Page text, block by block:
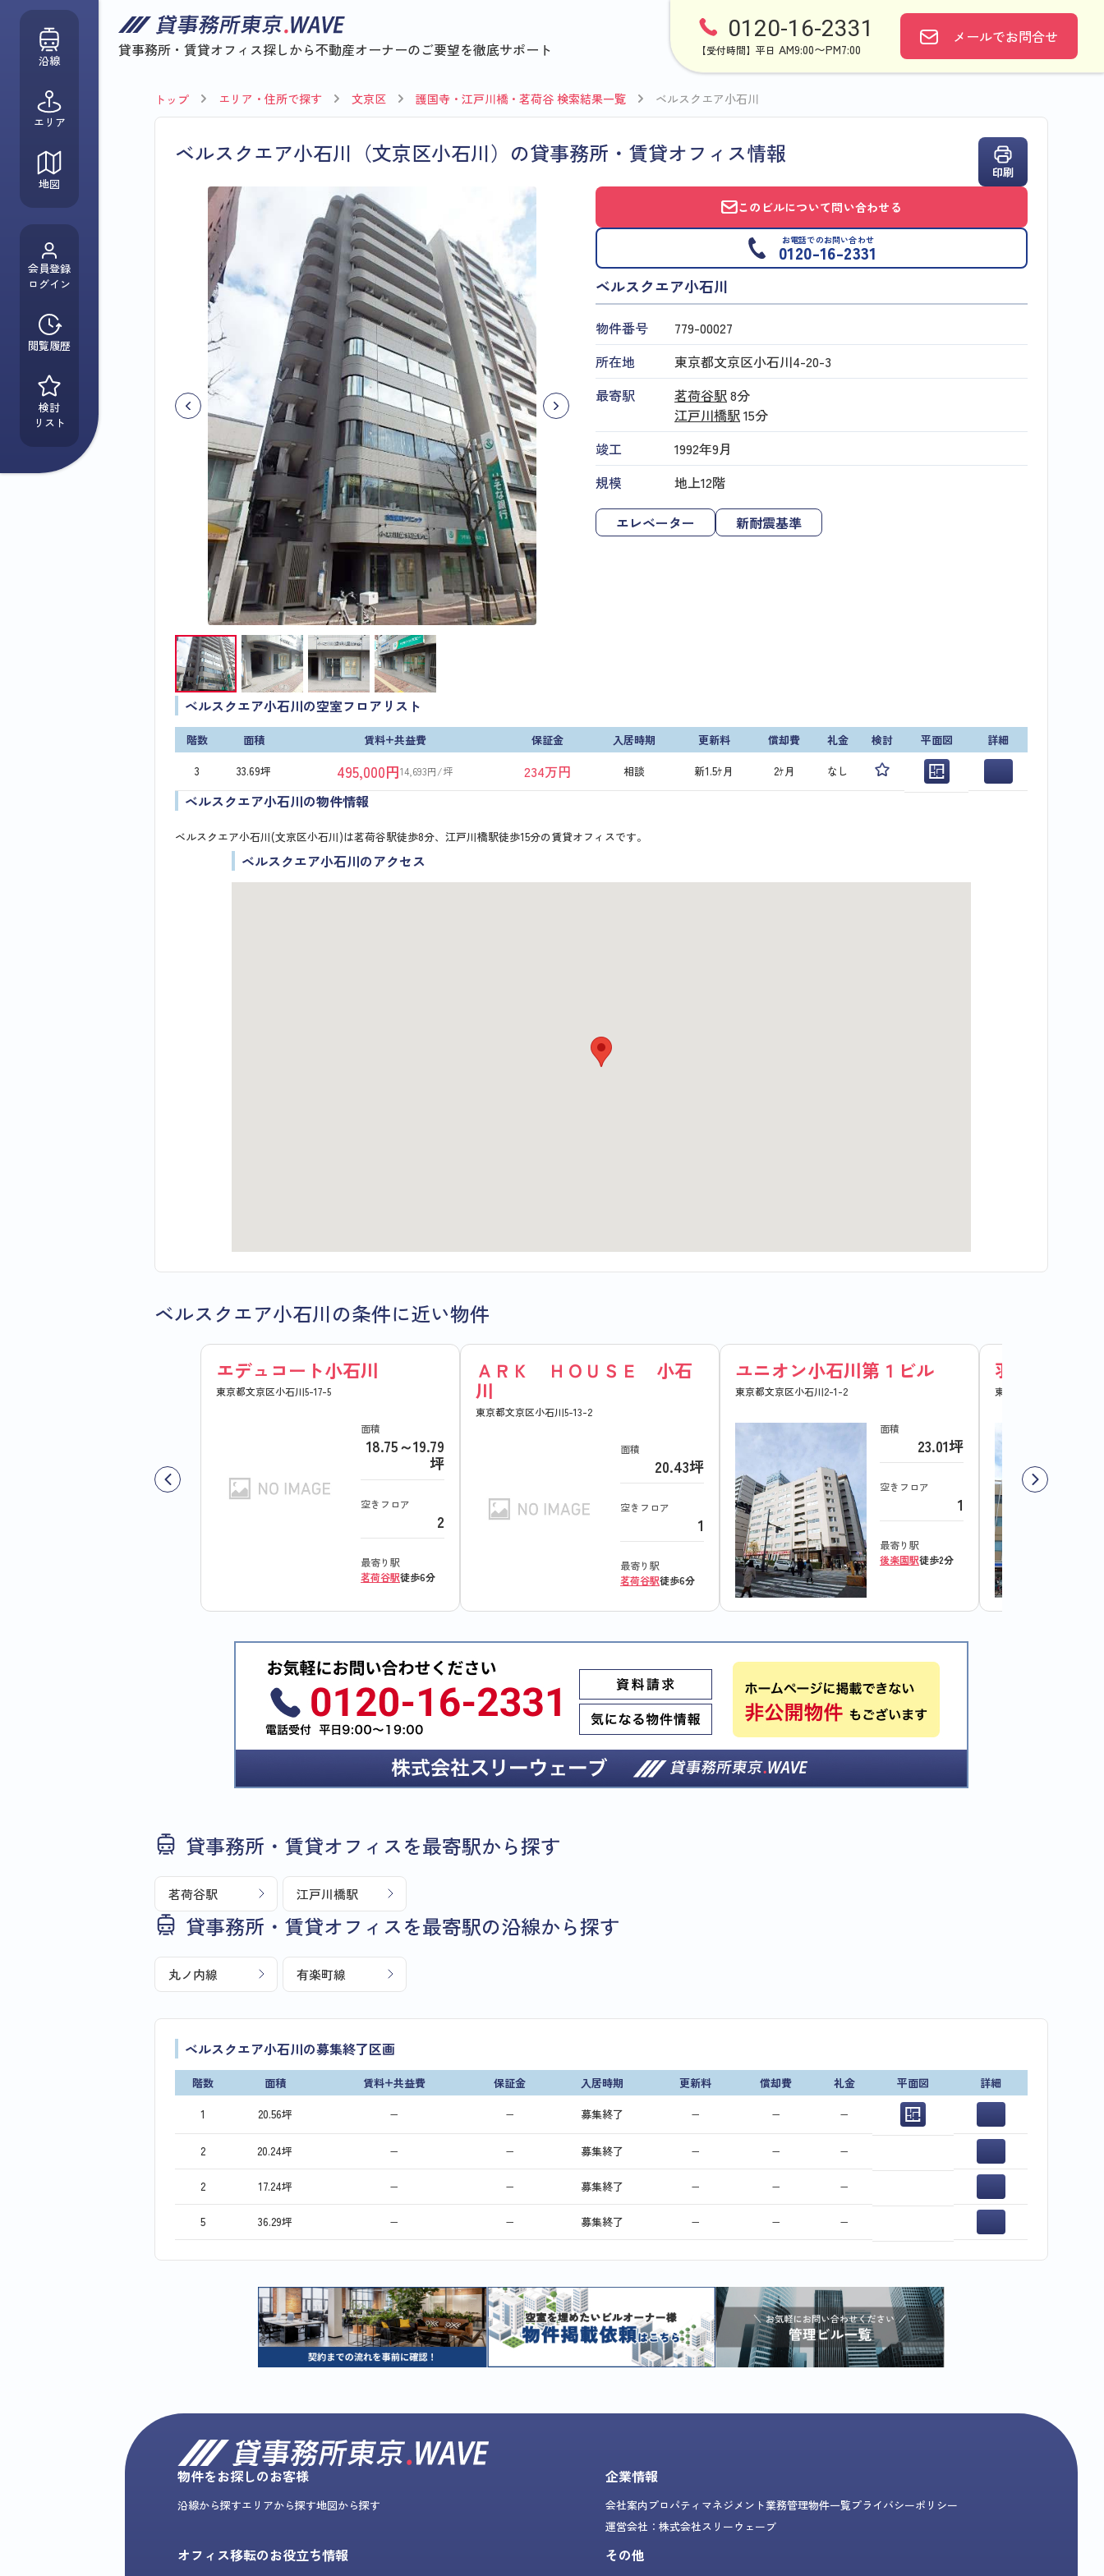
貸事務所・賃貸オフィス探しから不動産オーナーのご要望を徹底サポート
0120-16-2331
【受付時間】平日 AM9:00〜PM7:00
メールでお問合せ
沿線
エリア
地図
会員登録
ログイン
閲覧履歴
検討
リスト
トップ エリア・住所で探す 文京区 護国寺・江戸川橋・茗荷谷 検索結果一覧 ベルスクエア小石川
ベルスクエア小石川（文京区小石川）の貸事務所・賃貸オフィス情報
印刷
このビルについて問い合わせる
お電話でのお問い合わせ
0120-16-2331
ベルスクエア小石川
物件番号
779​-​00027
所在地
東京都文京区小石川4-20-3
最寄駅
茗荷谷駅8分
江戸川橋駅15分
竣工
1992年9月
規模
地上12階
エレベーター 新耐震基準
ベルスクエア小石川の空室フロアリスト
階数 面積 賃料+共益費 保証金 入居時期 更新料 償却費 礼金 検討 平面図
詳細
3
33.69坪 495,000円14,693円/坪 234万円 相談 新1.5ｹ月 2ｹ月 なし
ベルスクエア小石川の物件情報
ベルスクエア小石川(文京区小石川)は茗荷谷駅徒歩8分、江戸川橋駅徒歩15分の賃貸オフィスです。
ベルスクエア小石川のアクセス
ベルスクエア小石川の条件に近い物件
エデュコート小石川
東京都文京区小石川5-17-5
面積
18.75～19.79
坪
空きフロア
2
最寄り駅
茗荷谷駅徒歩6分
ＡＲＫ ＨＯＵＳＥ 小石
川
東京都文京区小石川5-13-2
面積
20.43坪
空きフロア
1
最寄り駅
茗荷谷駅徒歩6分
ユニオン小石川第１ビル
東京都文京区小石川2-1-2
面積
23.01坪
空きフロア
1
最寄り駅
後楽園駅徒歩2分
羽鳥ビル
東京都文京区小石川5-5-
貸事務所・賃貸オフィスを最寄駅から探す
茗荷谷駅 江戸川橋駅
貸事務所・賃貸オフィスを最寄駅の沿線から探す
丸ノ内線 有楽町線
ベルスクエア小石川の募集終了区画
階数 面積 賃料+共益費 保証金 入居時期 更新料 償却費 礼金 平面図
詳細
1
20.56坪 − − 募集終了 − − −
2 20.24坪 − − 募集終了 − − −
2 17.24坪 − − 募集終了 − − −
5 36.29坪 − − 募集終了 − − −
物件をお探しのお客様
沿線から探すエリアから探す地図から探す
企業情報
会社案内プロパティマネジメント業務管理物件一覧プライバシーポリシー
運営会社：株式会社スリーウェーブ
オフィス移転のお役立ち情報 その他